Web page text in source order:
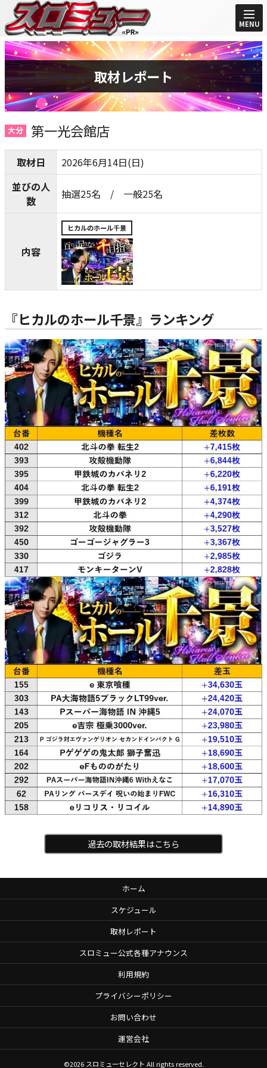
MENU
取材レポート
大分 第一光会館店
取材日
2026年6月14日(日)
並びの人
数
抽選25名 / 一般25名
内容
ヒカルのホール千景
『ヒカルのホール千景』ランキング
過去の取材結果はこちら
ホーム
スケジュール
取材レポート
スロミュー公式各種アナウンス
利用規約
プライバシーポリシー
お問い合わせ
運営会社
©2026 スロミューセレクト All rights reserved.